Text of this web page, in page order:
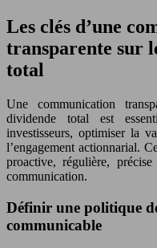
Les clés d’une
transparente sur
total
Une communication
dividende total est
investisseurs, optimiser la
l’engagement actionnarial.
proactive, régulière,
communication.
Définir une politique
communicable